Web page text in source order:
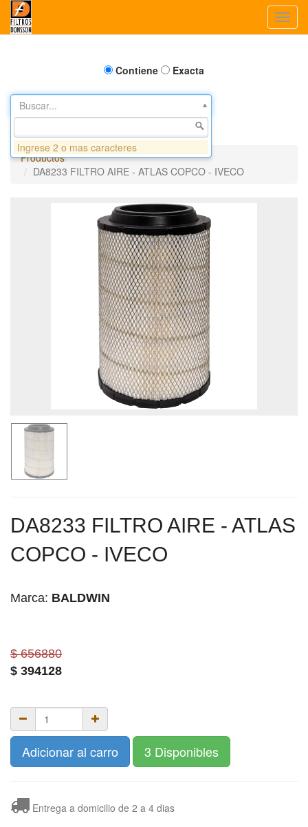
Contiene Exacta
Buscar...
Productos
DA8233 FILTRO AIRE - ATLAS COPCO - IVECO
DA8233 FILTRO AIRE - ATLAS
COPCO - IVECO
Marca: BALDWIN
$ 656880
$ 394128
Adicionar al carro 3 Disponibles
Entrega a domicilio de 2 a 4 dias
Ingrese 2 o mas caracteres